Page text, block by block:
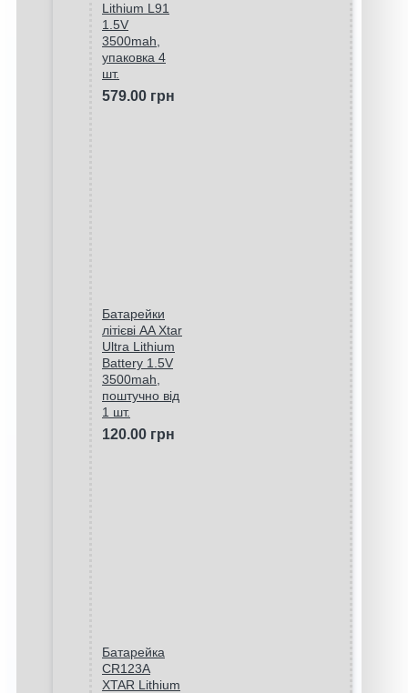
Lithium L91
1.5V
3500mah,
упаковка 4
шт.
579.00 грн
Батарейки
літієві AA Xtar
Ultra Lithium
Battery 1.5V
3500mah,
поштучно від
1 шт.
120.00 грн
Батарейка
CR123A
XTAR Lithium